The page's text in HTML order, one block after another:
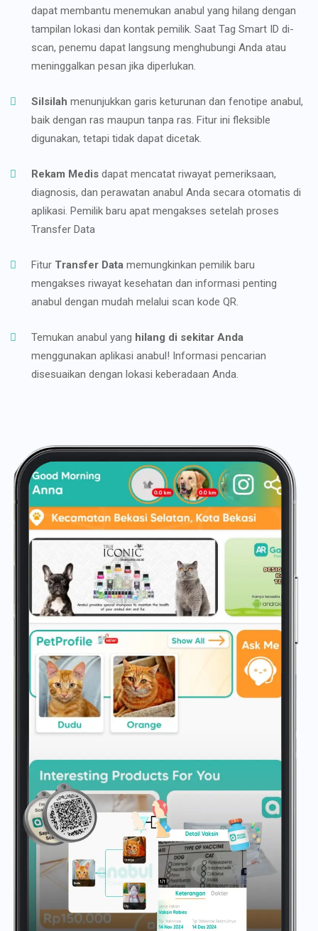
dapat membantu menemukan anabul yang hilang dengan
tampilan lokasi dan kontak pemilik. Saat Tag Smart ID di-
scan, penemu dapat langsung menghubungi Anda atau
meninggalkan pesan jika diperlukan.
Silsilah menunjukkan garis keturunan dan fenotipe anabul,
baik dengan ras maupun tanpa ras. Fitur ini fleksible
digunakan, tetapi tidak dapat dicetak.
Rekam Medis dapat mencatat riwayat pemeriksaan,
diagnosis, dan perawatan anabul Anda secara otomatis di
aplikasi. Pemilik baru apat mengakses setelah proses
Transfer Data
Fitur Transfer Data memungkinkan pemilik baru
mengakses riwayat kesehatan dan informasi penting
anabul dengan mudah melalui scan kode QR.
Temukan anabul yang hilang di sekitar Anda
menggunakan aplikasi anabul! Informasi pencarian
disesuaikan dengan lokasi keberadaan Anda.